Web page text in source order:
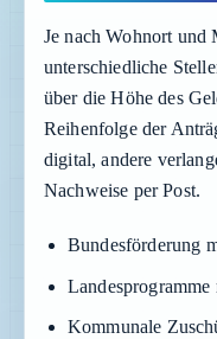
Je nach Wohnort und
unterschiedliche
über die Höhe des
Reihenfolge der
digital, andere
Nachweise per Post.
Bundesförderung
Kommunale